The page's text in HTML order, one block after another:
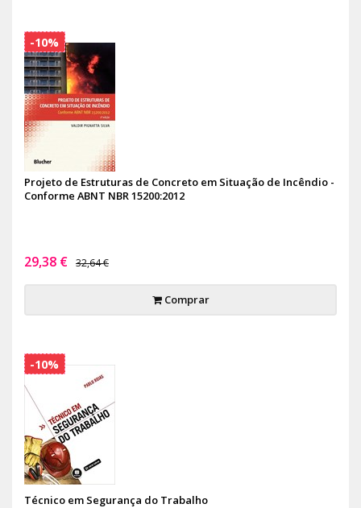
Projeto de Estruturas de Concreto em Situação de Incêndio -
Conforme ABNT NBR 15200:2012
29,38 € 32,64 €
Comprar
-10%
Técnico em Segurança do Trabalho
-10%